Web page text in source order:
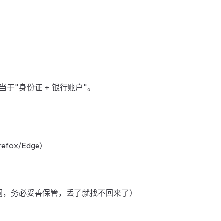
于"身份证 + 银行账户"。
Edge）
，务必妥善保管，丢了就找不回来了）